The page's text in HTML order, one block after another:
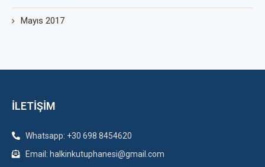
Mayıs 2017
İLETİŞİM
Whatsapp: +30 698 8454620
Email: halkinkutuphanesi@gmail.com